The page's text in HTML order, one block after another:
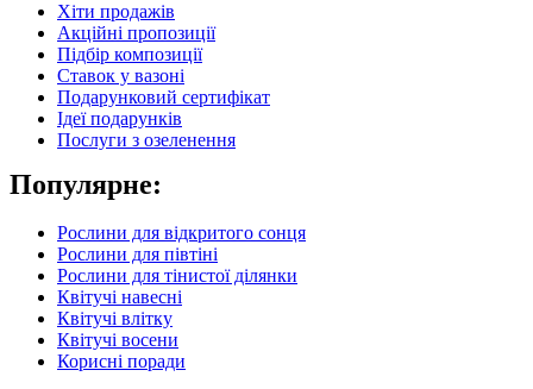
Хіти продажів
Акційні пропозиції
Підбір композиції
Ставок у вазоні
Подарунковий сертифікат
Ідеї подарунків
Послуги з озеленення
Популярне:
Рослини для відкритого сонця
Рослини для півтіні
Рослини для тінистої ділянки
Квітучі навесні
Квітучі влітку
Квітучі восени
Корисні поради